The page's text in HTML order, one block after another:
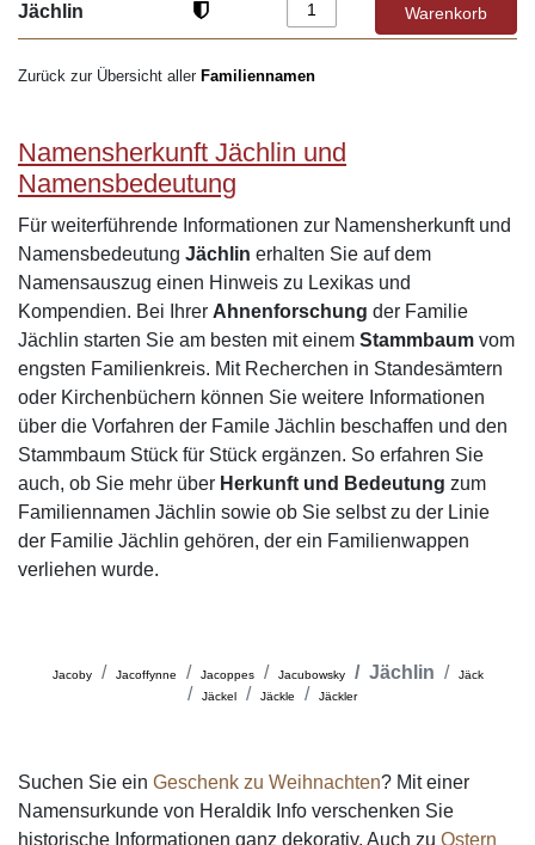
Jächlin
Zurück zur Übersicht aller Familiennamen
Namensherkunft Jächlin und
Namensbedeutung
Für weiterführende Informationen zur Namensherkunft und
Namensbedeutung Jächlin erhalten Sie auf dem
Namensauszug einen Hinweis zu Lexikas und
Kompendien. Bei Ihrer Ahnenforschung der Familie
Jächlin starten Sie am besten mit einem Stammbaum vom
engsten Familienkreis. Mit Recherchen in Standesämtern
oder Kirchenbüchern können Sie weitere Informationen
über die Vorfahren der Famile Jächlin beschaffen und den
Stammbaum Stück für Stück ergänzen. So erfahren Sie
auch, ob Sie mehr über Herkunft und Bedeutung zum
Familiennamen Jächlin sowie ob Sie selbst zu der Linie
der Familie Jächlin gehören, der ein Familienwappen
verliehen wurde.
Jacoby Jacoffynne Jacoppes Jacubowsky Jächlin
Jäck
Jäckel
Jäckle Jäckler
Suchen Sie ein Geschenk zu Weihnachten? Mit einer
Namensurkunde von Heraldik Info verschenken Sie
historische Informationen ganz dekorativ. Auch zu Ostern